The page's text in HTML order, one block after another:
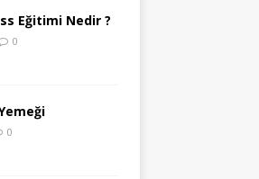
Eğitimi Nedir ?
0
0